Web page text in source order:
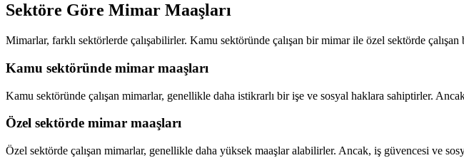
Sektöre Göre Mimar Maaşları
Mimarlar, farklı sektörlerde çalışabilirler. Kamu sektöründe çalışan bir mimar ile özel sektörde çalışan
Kamu sektöründe mimar maaşları
Kamu sektöründe çalışan mimarlar, genellikle daha istikrarlı bir işe ve sosyal haklara sahiptirler.
Özel sektörde mimar maaşları
Özel sektörde çalışan mimarlar, genellikle daha yüksek maaşlar alabilirler. Ancak, iş güvencesi ve